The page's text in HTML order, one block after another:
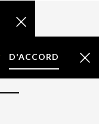
D'ACCORD